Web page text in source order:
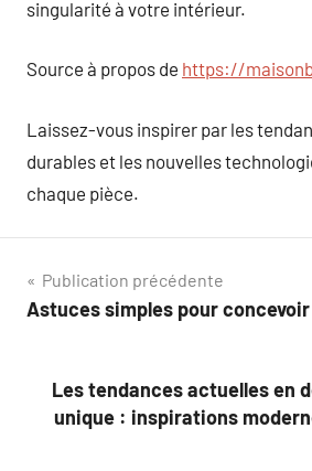
singularité à votre intérieur.
Source à propos de https://
Laissez-vous inspirer par les
durables et les nouvelles
chaque pièce.
Navigation
de
Publication précédente
Astuces simples pour
Les tendances actuelles en
unique : inspirations